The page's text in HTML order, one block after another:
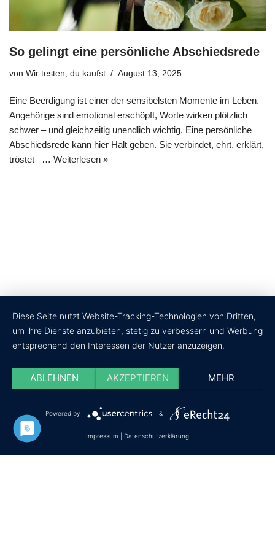
So gelingt eine persönliche Abschiedsrede
von Wir testen, du kaufst August 13, 2025
Eine Beerdigung ist einer der sensibelsten Momente im Leben.
Angehörige sind emotional erschöpft, Worte wirken plötzlich
schwer – und gleichzeitig unendlich wichtig. Eine persönliche
Abschiedsrede kann hier Halt geben. Sie verbindet, ehrt, erklärt,
tröstet –… Weiterlesen »
Datenschutz Impressum Cookie-Einstellungen
© Copyright - wir-testen-du-kaufst.de
Diese Seite nutzt Website-Tracking-Technologien von Dritten,
um ihre Dienste anzubieten, stetig zu verbessern und Werbung
entsprechend den Interessen der Nutzer anzuzeigen.
ABLEHNEN AKZEPTIEREN MEHR
Powered by &
Impressum Datenschutzerklärung